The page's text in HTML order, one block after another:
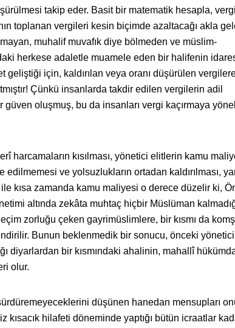
takip eder. Basit bir matematik hesapla,
toplanan vergileri kesin biçimde azaltacağı akla
muhalif muvafık diye bölmeden ve müslim-
herkese adaletle muamele eden bir halifenin
geliştiği için, kaldırılan veya oranı düşürülen
Çünkü insanlarda takdir edilen vergilerin adil
oluşmuş, bu da insanları vergi kaçırmaya
harcamaların kısılması, yönetici elitlerin kamu
ve yolsuzlukların ortadan kaldırılması,
kısa zamanda kamu maliyesi o derece düzelir ki,
altında zekâta muhtaç hiçbir Müslüman
zorluğu çeken gayrimüslimlere, bir kısmı da
Bunun beklenmedik bir sonucu, önceki
diyarlardan bir kısmındaki ahalinin, mahallî
olur.
düşünen hanedan mensupları
kısacık hilafeti döneminde yaptığı bütün icraatlar